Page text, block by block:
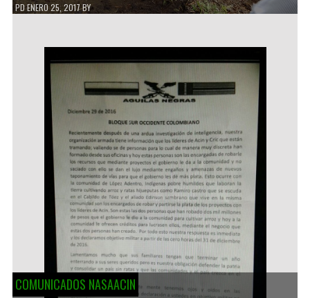
PDENERO 25, 2017BY
COMUNICADOS NASAACIN